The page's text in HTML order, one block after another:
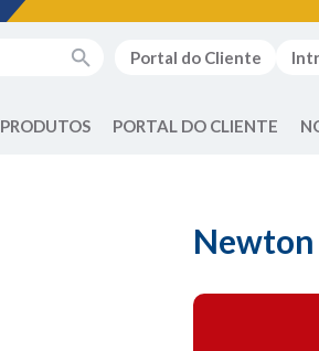
Portal do Cliente
PRODUTOS PORTAL DO CLIENTE